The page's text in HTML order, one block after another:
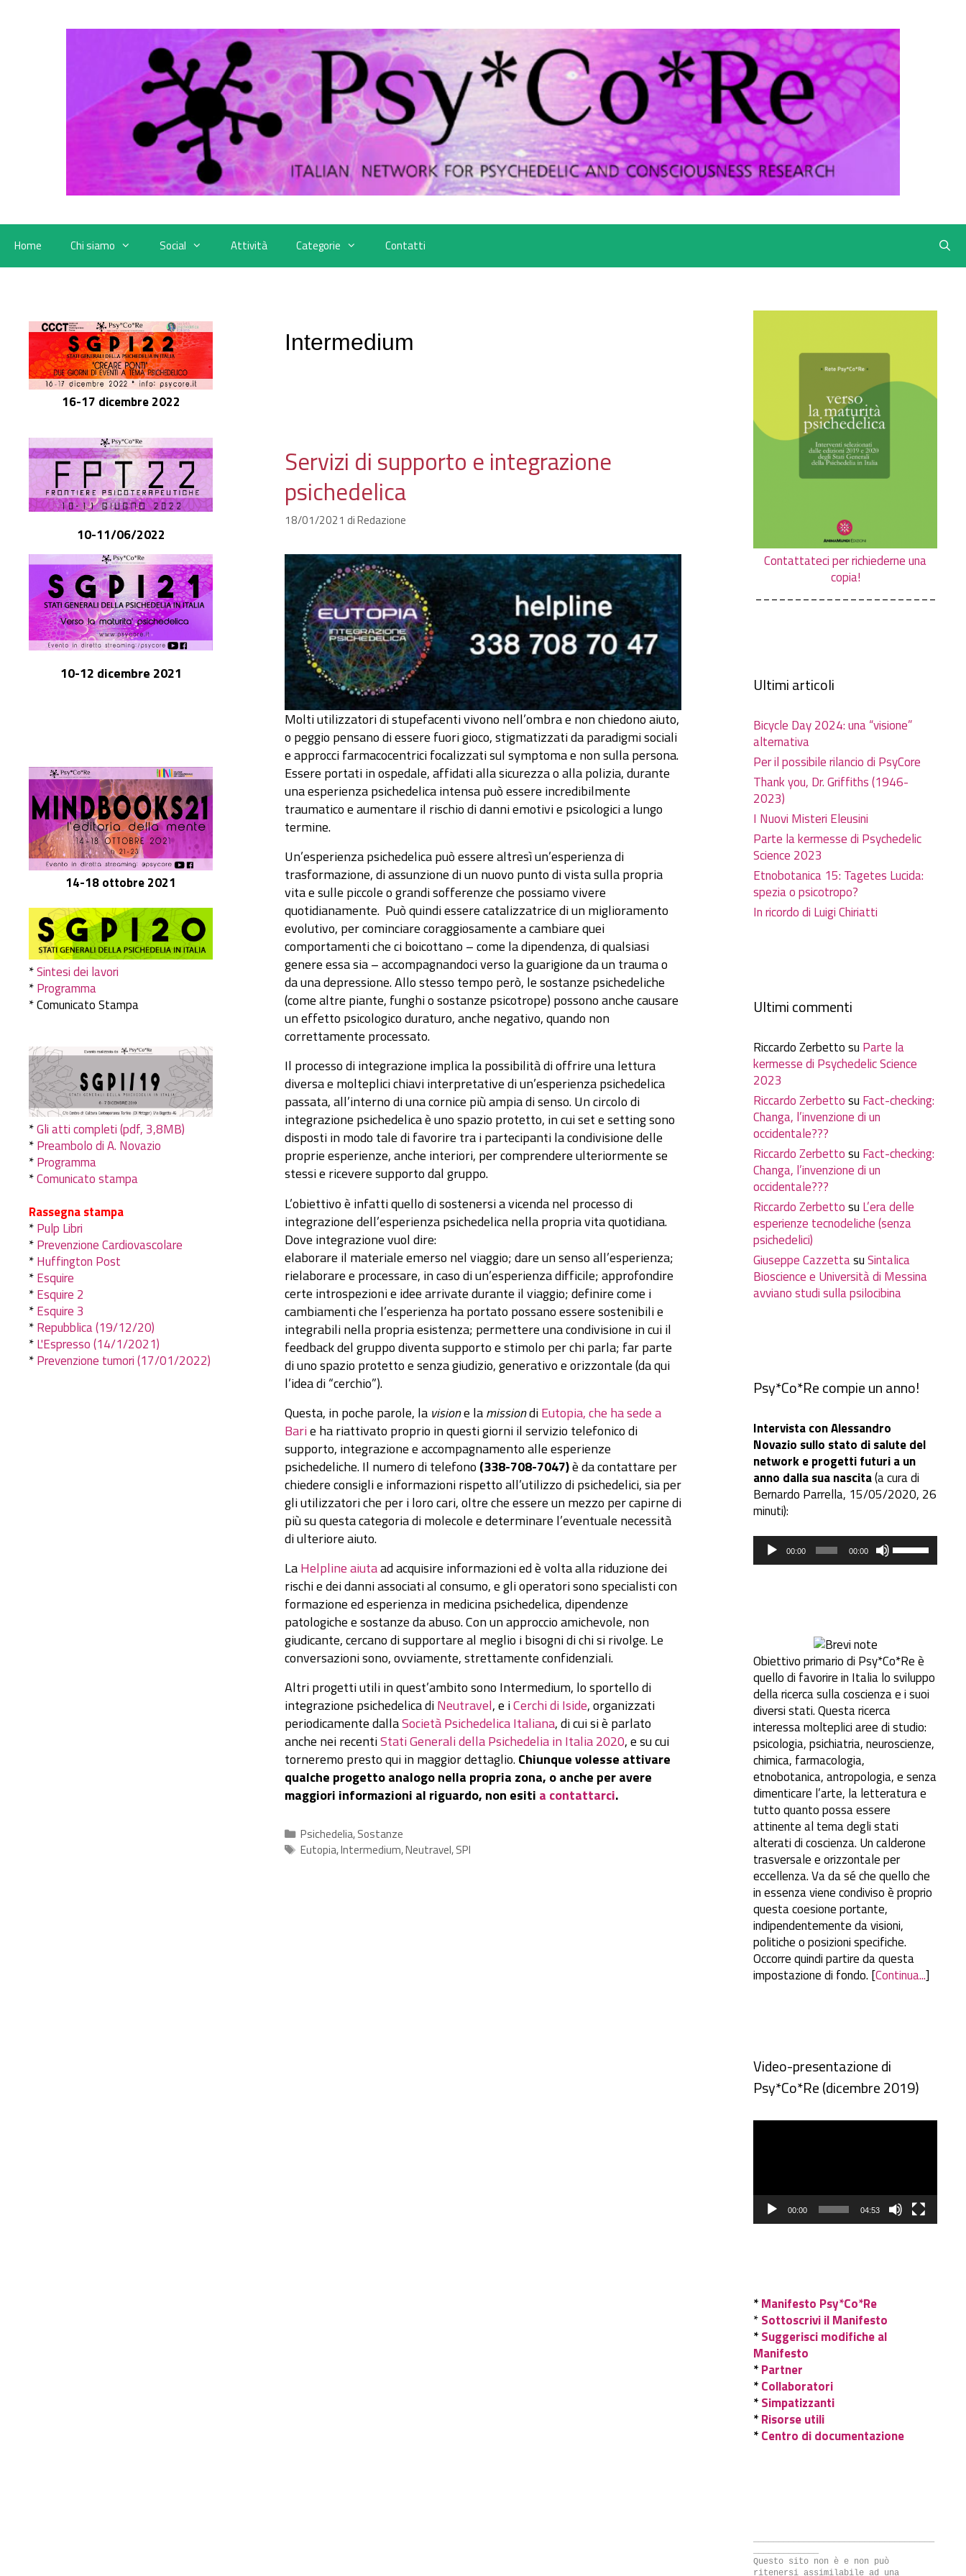
Home Chi siamo Social Attività Categorie Contatti
Intermedium
Servizi di supporto e integrazione
psichedelica
18/01/2021 diRedazione
Molti utilizzatori di stupefacenti vivono nell’ombra e non chiedono aiuto,
o peggio pensano di essere fuori gioco, stigmatizzati da paradigmi sociali
e approcci farmacocentrici focalizzati sul symptoma e non sulla persona.
Essere portati in ospedale, affidati alla sicurezza o alla polizia, durante
una esperienza psichedelica intensa può essere incredibilmente
traumatico e aumentare il rischio di danni emotivi e psicologici a lungo
termine.
Un’esperienza psichedelica può essere altresì un’esperienza di
trasformazione, di assunzione di un nuovo punto di vista sulla propria
vita e sulle piccole o grandi sofferenze che possiamo vivere
quotidianamente. Può quindi essere catalizzatrice di un miglioramento
evolutivo, per cominciare coraggiosamente a cambiare quei
comportamenti che ci boicottano – come la dipendenza, di qualsiasi
genere essa sia – accompagnandoci verso la guarigione da un trauma o
da una depressione. Allo stesso tempo però, le sostanze psichedeliche
(come altre piante, funghi o sostanze psicotrope) possono anche causare
un effetto psicologico duraturo, anche negativo, quando non
correttamente processato.
Il processo di integrazione implica la possibilità di offrire una lettura
diversa e molteplici chiavi interpretative di un’esperienza psichedelica
passata, all’interno di una cornice più ampia di senso. Un circolo di
integrazione psichedelica è uno spazio protetto, in cui set e setting sono
disposti in modo tale di favorire tra i partecipanti la condivisione delle
proprie esperienze, anche interiori, per comprendere ulteriormente se
stessi e ricevere supporto dal gruppo.
L’obiettivo è infatti quello di sostenersi a vicenda nel processo di
integrazione dell’esperienza psichedelica nella propria vita quotidiana.
Dove integrazione vuol dire:
elaborare il materiale emerso nel viaggio; dare un senso all’esperienza;
rielaborare e processare, in caso di un’esperienza difficile; approfondire
certe introspezioni e idee arrivate durante il viaggio; definire come i
cambiamenti che l’esperienza ha portato possano essere sostenibili e
integrabili nella propria esistenza; permettere una condivisione in cui il
feedback del gruppo diventa supporto e stimolo per chi parla; far parte
di uno spazio protetto e senza giudizio, generativo e orizzontale (da qui
l’idea di “cerchio”).
Questa, in poche parole, la visione lamissiondiEutopia, che ha sede a
Barie ha riattivato proprio in questi giorni il servizio telefonico di
supporto, integrazione e accompagnamento alle esperienze
psichedeliche. Il numero di telefono (338-708-7047)è da contattare per
chiedere consigli e informazioni rispetto all’utilizzo di psichedelici, sia per
gli utilizzatori che per i loro cari, oltre che essere un mezzo per capirne di
più su questa categoria di molecole e determinare l’eventuale necessità
di ulteriore aiuto.
LaHelpline aiutaad acquisire informazioni ed è volta alla riduzione dei
rischi e dei danni associati al consumo, e gli operatorisono specialisti con
formazione ed esperienza in medicina psichedelica, dipendenze
patologiche e sostanze da abuso. Con un approccio amichevole, non
giudicante, cercano di supportare al meglio i bisogni di chi si rivolge. Le
conversazioni sono, ovviamente, strettamente confidenziali.
Altri progetti utili in quest’ambito sono Intermedium, lo sportello di
integrazione psichedelica diNeutravel, e iCerchi di Iside, organizzati
periodicamente dallaSocietà Psichedelica Italiana, di cui si è parlato
anche nei recentiStati Generali della Psichedelia in Italia 2020, e su cui
torneremo presto qui in maggior dettaglio.Chiunque volesse attivare
qualche progetto analogo nella propria zona, o anche per avere
maggiori informazioni al riguardo, non esiti a contattarci.
Categorie
Psichedelia,Sostanze
Tag
Eutopia,Intermedium,Neutravel,SPI
16-17 dicembre 2022
10-11/06/2022
10-12 dicembre 2021
14-18 ottobre 2021
*Sintesi dei lavori
*Programma
* Comunicato Stampa
*Gli atti completi (pdf, 3,8MB)
*Preambolo di A. Novazio
*Programma
*Comunicato stampa
Rassegna stampa
*Pulp Libri
*Prevenzione Cardiovascolare
*Huffington Post
*Esquire
*Esquire 2
*Esquire 3
*Repubblica (19/12/20)
*L'Espresso (14/1/2021)
*Prevenzione tumori (17/01/2022)
Contattateci per richiederne una
copia!
Ultimi articoli
Bicycle Day 2024: una “visione”
alternativa
Per il possibile rilancio di PsyCore
Thank you, Dr. Griffiths (1946-
2023)
I Nuovi Misteri Eleusini
Parte la kermesse di Psychedelic
Science 2023
Etnobotanica 15: Tagetes Lucida:
spezia o psicotropo?
In ricordo di Luigi Chiriatti
Ultimi commenti
Riccardo Zerbettosu Parte la
kermesse di Psychedelic Science
2023
Riccardo Zerbettosu Fact-checking:
Changa, l’invenzione di un
occidentale???
Riccardo Zerbettosu Fact-checking:
Changa, l’invenzione di un
occidentale???
Riccardo Zerbettosu L’era delle
esperienze tecnodeliche (senza
psichedelici)
Giuseppe CazzettasuSintalica
Bioscience e Università di Messina
avviano studi sulla psilocibina
Psy*Co*Re compie un anno!
Intervista con Alessandro
Novazio sullo stato di salute del
network e progetti futuri a un
anno dalla sua nascita(a cura di
Bernardo Parrella, 15/05/2020, 26
minuti):
Audio
Player
00:00 00:00
o
diminuire
il
Obiettivo primario di Psy*Co*Re è
quello di favorire in Italia lo sviluppo
della ricerca sulla coscienza e i suoi
diversi stati. Questa ricerca
interessa molteplici aree di studio:
psicologia, psichiatria, neuroscienze,
chimica, farmacologia,
etnobotanica, antropologia, e senza
dimenticare l’arte, la letteratura e
tutto quanto possa essere
attinente al tema degli stati
alterati di coscienza. Un calderone
trasversale e orizzontale per
eccellenza. Va da sé che quello che
in essenza viene condiviso è proprio
questa coesione portante,
indipendentemente da visioni,
politiche o posizioni specifiche.
Occorre quindi partire da questa
impostazione di fondo. [Continua...]
Video-presentazione di
Psy*Co*Re (dicembre 2019)
00:00 04:53
*Manifesto Psy*Co*Re
*Sottoscrivi il Manifesto
*Suggerisci modifiche al
Manifesto
*Partner
*Collaboratori
*Simpatizzanti
*Risorse utili
*Centro di documentazione
Questo sito non è e non può
ritenersi assimilabile ad una